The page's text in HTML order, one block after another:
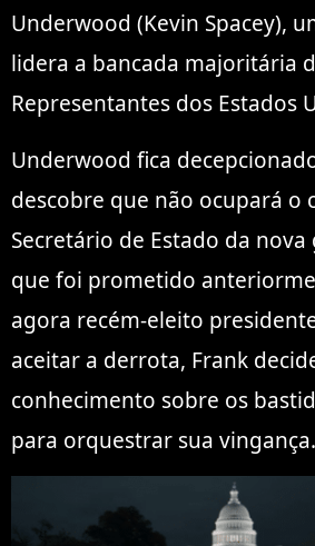
Underwood (Kevin Spacey),
lidera a bancada majoritária
Representantes dos Estados
Underwood fica
descobre que não ocupará o
Secretário de Estado da
que foi prometido
agora recém-eleito
aceitar a derrota, Frank
conhecimento sobre os
para orquestrar sua vingança.